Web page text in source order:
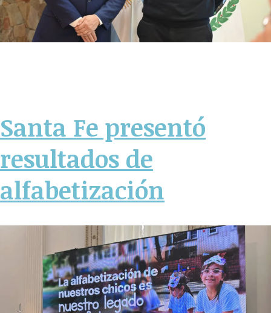
Santa Fe presentó
resultados de
alfabetización